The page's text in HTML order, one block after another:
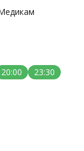
20:00 23:30